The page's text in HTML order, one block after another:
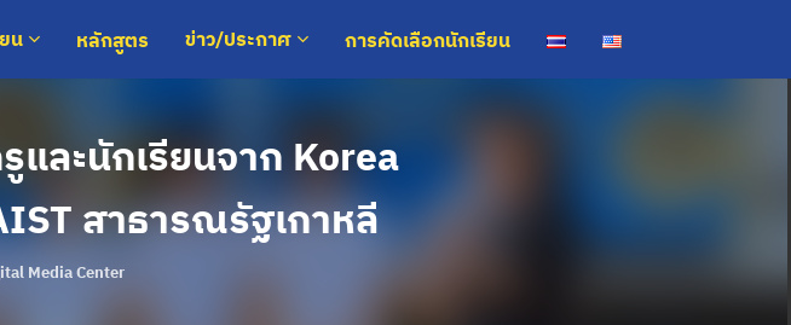
น หลักสูตร ข่าว/ประกาศ การคัดเลือกนักเรียน
ละนักเรียนจาก Korea
สาธารณรัฐเกาหลี
Media Center